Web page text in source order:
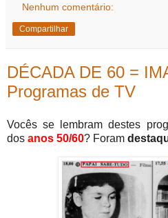
Nenhum comentário:
Compartilhar
DÉCADA DE 60 =
Programas de TV
Vocês se lembram destes
dos anos 50/60? Foram